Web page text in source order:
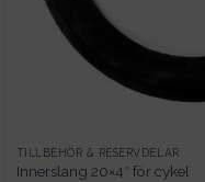
TILLBEHÖR & RESERVDELAR
Innerslang 20×4″ för cykel